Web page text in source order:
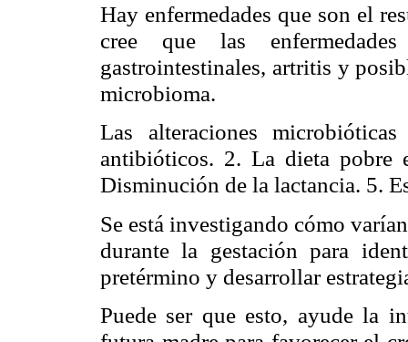
Hay enfermedades que son el
cree que las
gastrointestinales, artritis y
microbioma.
Las alteraciones
antibióticos. 2. La dieta pobre
Disminución de la lactancia. 5.
Se está investigando cómo
durante la gestación para
pretérmino y desarrollar
Puede ser que esto, ayude la